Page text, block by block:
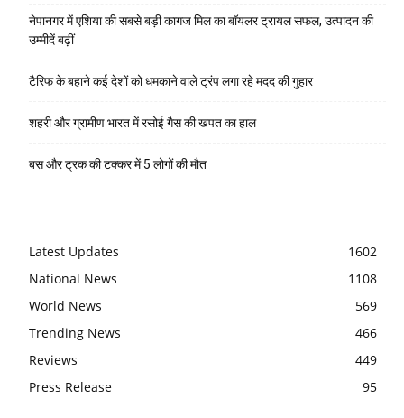
नेपानगर में एशिया की सबसे बड़ी कागज मिल का बॉयलर ट्रायल सफल, उत्पादन की
उम्मीदें बढ़ीं
टैरिफ के बहाने कई देशों को धमकाने वाले ट्रंप लगा रहे मदद की गुहार
शहरी और ग्रामीण भारत में रसोई गैस की खपत का हाल
बस और ट्रक की टक्कर में 5 लोगों की मौत
Latest Updates
1602
National News
1108
World News
569
Trending News
466
Reviews
449
Press Release
95